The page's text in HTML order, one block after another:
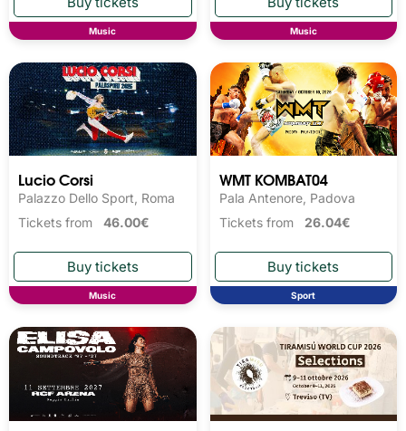
Music Music
Lucio Corsi
Palazzo Dello Sport, Roma
Tickets from 46.00€
Music
WMT KOMBAT04
Pala Antenore, Padova
Tickets from 26.04€
Sport